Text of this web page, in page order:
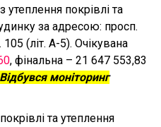
утеплення покрівлі та
за адресою: просп.
(літ. А-5). Очікувана
, фінальна – 21 647 553,83
моніторинг
та утеплення